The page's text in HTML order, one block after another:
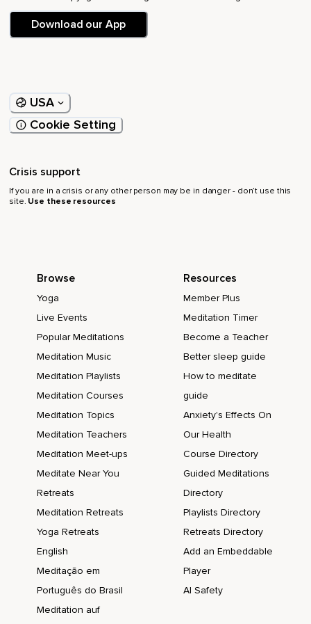
Profonde et magique.
Prenez maintenant un moment.
Et agréable.
Peut être allongé.
Laissez simplement le corps.
Choisir ce qui lui convient le mieux à cet instant.
La chaleur n'inquiète.
Et la présence du matelas.
Un réfuge pour la nuit.
Il n'y a rien à faire.
Deuxième taille.
De se déposer comme il en a envie.
Elle peut le faire.
Et si une jambe souhaite s'étirer.
Download our App
USA
Cookie Setting
Crisis support
If you are in a crisis or any other person may be in danger - don’t use this
site. Use these resources
Browse
Yoga
Live Events
Popular Meditations
Meditation Music
Meditation Playlists
Meditation Courses
Meditation Topics
Meditation Teachers
Meditation Meet-ups
Meditate Near You
Retreats
Meditation Retreats
Yoga Retreats
English
Meditação em
Português do Brasil
Meditation auf
Resources
Member Plus
Meditation Timer
Become a Teacher
Better sleep guide
How to meditate
guide
Anxiety's Effects On
Our Health
Course Directory
Guided Meditations
Directory
Playlists Directory
Retreats Directory
Add an Embeddable
Player
AI Safety